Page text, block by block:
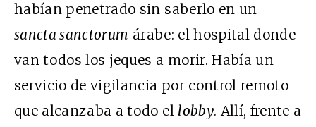
habían penetrado sin saberlo en un
sancta sanctorum árabe: el hospital donde
van todos los jeques a morir. Había un
servicio de vigilancia por control remoto
que alcanzaba a todo el lobby. Allí, frente a